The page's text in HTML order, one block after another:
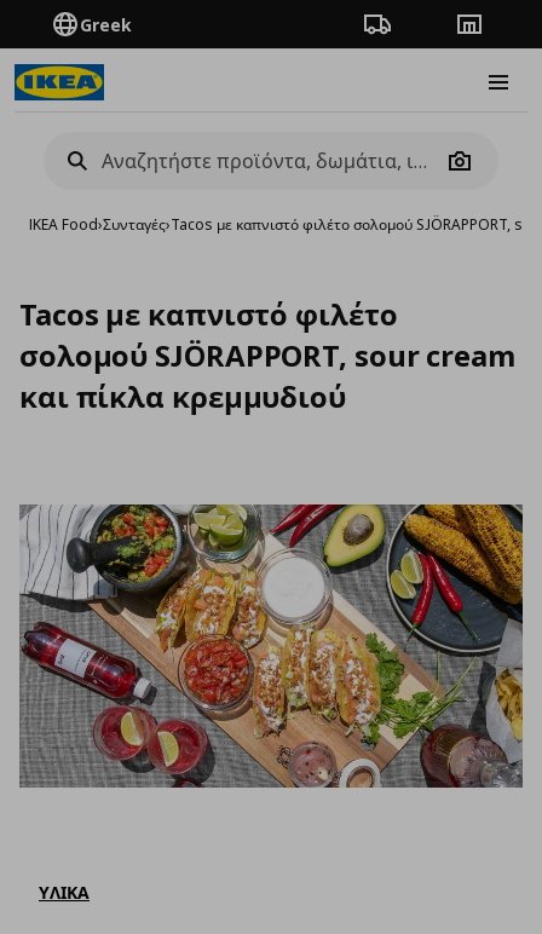
Greek Πορεία παραγγελίας
Camera
IKEA Food›Συνταγές›Tacos με καπνιστό φιλέτο σολομού SJÖRAPPORT,
Tacos με καπνιστό φιλέτο
σολομού SJÖRAPPORT, sour cream
και πίκλα κρεμμυδιού
ΥΛΙΚΑ